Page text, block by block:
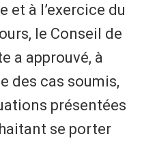
et à l’exercice du
le Conseil de
a approuvé, à
des cas soumis,
présentées
se porter